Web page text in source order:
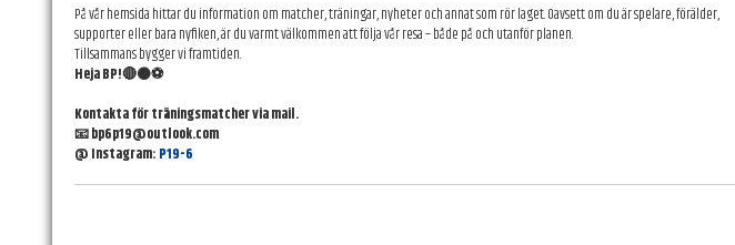
På vår hemsida hittar du information om matcher, träningar, nyheter och annat som rör laget. Oavsett om du är spelare, förälder,
supporter eller bara nyfiken, är du varmt välkommen att följa vår resa – både på och utanför planen.
Tillsammans bygger vi framtiden.
Heja BP!🔴⚫️⚽️
Kontakta för träningsmatcher via mail.
📧 bp6p19@outlook.com
@ Instagram: P19-6